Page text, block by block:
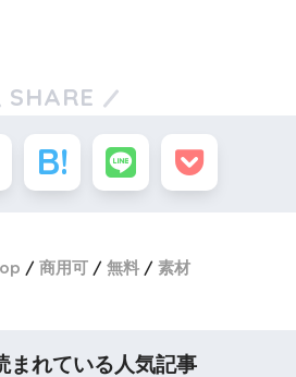
SHARE
商用可 無料 素材
まれている人気記事